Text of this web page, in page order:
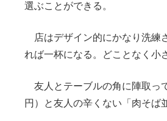
選ぶことができる。
店はデザイン的にかなり洗練
れば一杯になる。どことなく小
友人とテーブルの角に陣取っ
円）と友人の辛くない「肉そば